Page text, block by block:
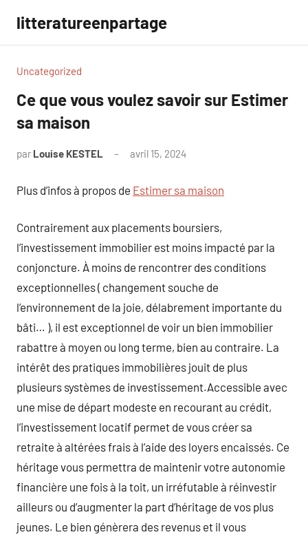
contenu
litteratureenpartage
Uncategorized
Ce que vous voulez savoir sur Estimer
sa maison
par Louise KESTEL avril 15, 2024
Plus d’infos à propos de Estimer sa maison
Contrairement aux placements boursiers,
l’investissement immobilier est moins impacté par la
conjoncture. À moins de rencontrer des conditions
exceptionnelles ( changement souche de
l’environnement de la joie, délabrement importante du
bâti… ), il est exceptionnel de voir un bien immobilier
rabattre à moyen ou long terme, bien au contraire. La
intérêt des pratiques immobilières jouit de plus
plusieurs systèmes de investissement.Accessible avec
une mise de départ modeste en recourant au crédit,
l’investissement locatif permet de vous créer sa
retraite à altérées frais à l’aide des loyers encaissés. Ce
héritage vous permettra de maintenir votre autonomie
financière une fois à la toit, un irréfutable à réinvestir
ailleurs ou d’augmenter la part d’héritage de vos plus
jeunes. Le bien génèrera des revenus et il vous